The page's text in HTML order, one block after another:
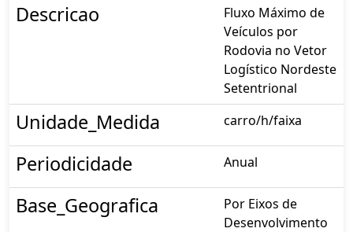
Descricao
Fluxo Máximo de
Veículos por
Rodovia no Vetor
Logístico Nordeste
Setentrional
Unidade_Medida carro/h/faixa
Periodicidade Anual
Base_Geografica
Por Eixos de
Desenvolvimento